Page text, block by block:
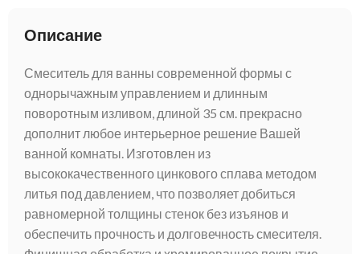
Описание
Смеситель для ванны современной формы с
однорычажным управлением и длинным
поворотным изливом, длиной 35 см. прекрасно
дополнит любое интерьерное решение Вашей
ванной комнаты. Изготовлен из
высококачественного цинкового сплава методом
литья под давлением, что позволяет добиться
равномерной толщины стенок без изъянов и
обеспечить прочность и долговечность смесителя.